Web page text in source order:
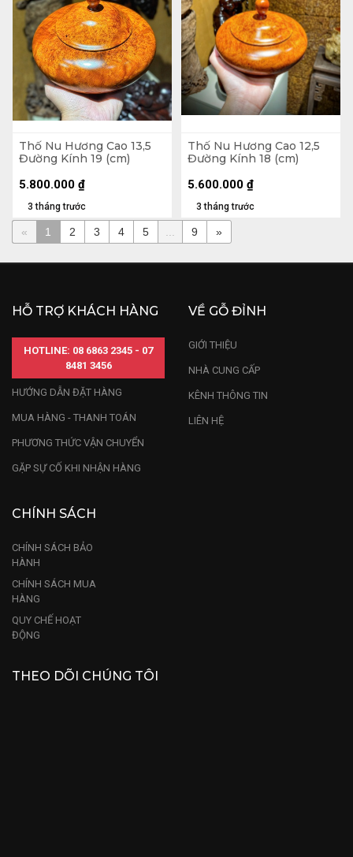
Thố Nu Hương Cao 13,5
Đường Kính 19 (cm)
3 tháng trước
5.800.000 ₫
Thố Nu Hương Cao 12,5
Đường Kính 18 (cm)
3 tháng trước
5.600.000 ₫
« 1 2 3 4 5 ... 9 »
HỖ TRỢ KHÁCH HÀNG
HOTLINE: 08 6863 2345 - 07
8481 3456
HƯỚNG DẪN ĐẶT HÀNG
MUA HÀNG - THANH TOÁN
PHƯƠNG THỨC VẬN CHUYỂN
GẶP SỰ CỐ KHI NHẬN HÀNG
VỀ GỖ ĐỈNH
GIỚI THIỆU
NHÀ CUNG CẤP
KÊNH THÔNG TIN
LIÊN HỆ
CHÍNH SÁCH
CHÍNH SÁCH BẢO
HÀNH
CHÍNH SÁCH MUA
HÀNG
QUY CHẾ HOẠT
ĐỘNG
THEO DÕI CHÚNG TÔI